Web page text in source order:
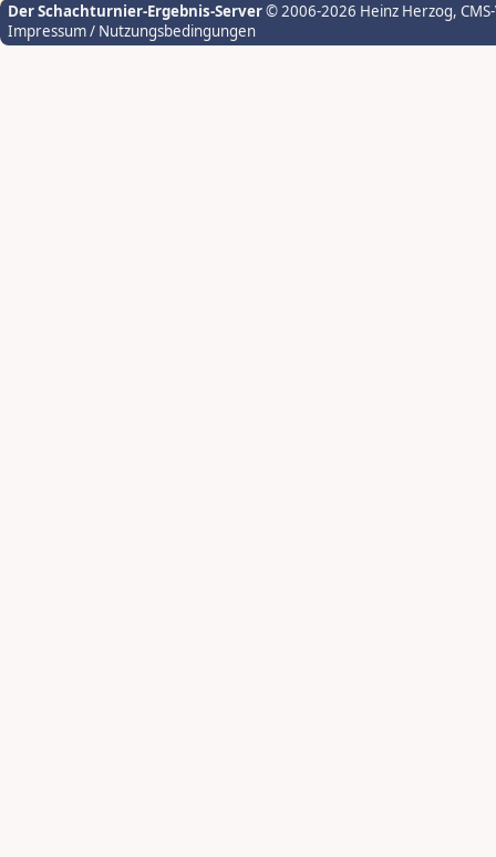
Der Schachturnier-Ergebnis-Server© 2006-2026 Heinz Herzog,
Impressum / Nutzungsbedingungen